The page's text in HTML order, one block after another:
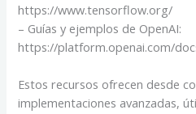
https://www.tensorflow.org/
– Guías y ejemplos de OpenAI:
https://platform.openai.com/
Estos recursos ofrecen desde
implementaciones avanzadas,